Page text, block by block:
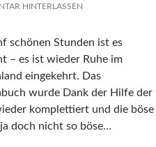
HINTERLASSEN
schönen Stunden ist es
– es ist wieder Ruhe im
eingekehrt. Das
wurde Dank der Hilfe der
komplettiert und die böse
doch nicht so böse…